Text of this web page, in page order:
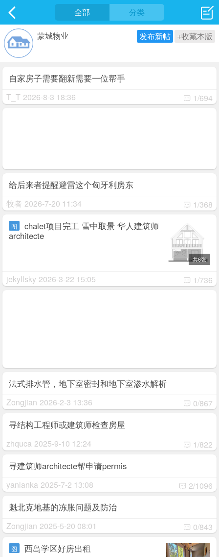
社区 最新发表
全部 分类
蒙城物业 +收藏本版
发布新帖
自家房子需要翻新需要一位帮手
T_T 2026-8-3 18:36 1/694
给后来者提醒避雷这个匈牙利房东
牧者 2026-7-20 11:34 1/368
图chalet项目完工 雪中取景 华人建筑师
architecte
共6张
jekyllsky 2026-3-22 15:05 1/736
法式排水管，地下室密封和地下室渗水解析
Zongjian 2026-2-3 13:36 0/867
寻结构工程师或建筑师检查房屋
zhquca 2025-9-10 12:24 1/822
寻建筑师architecte帮申请permis
yanlanka 2025-7-2 13:08 2/1096
魁北克地基的冻胀问题及防治
Zongjian 2025-5-20 08:01 0/843
图西岛学区好房出租